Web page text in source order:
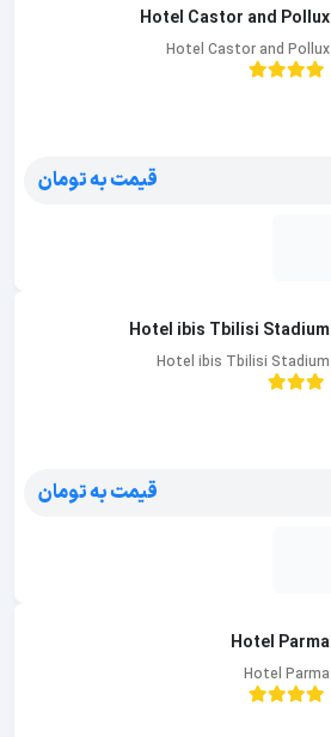
Hotel Castor and Pollux
Hotel Castor and Pollux
قیمت به تومان
Hotel ibis Tbilisi Stadium
Hotel ibis Tbilisi Stadium
قیمت به تومان
Hotel Parma
Hotel Parma